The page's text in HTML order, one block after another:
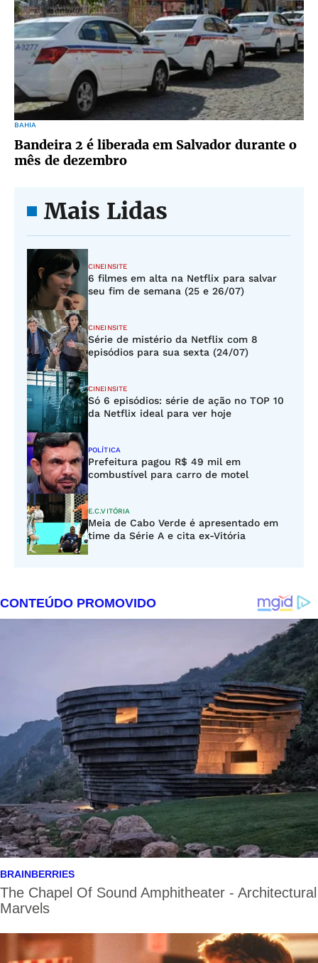
BAHIA
Bandeira 2 é liberada em Salvador durante o
mês de dezembro
Mais Lidas
CINEINSITE
6 filmes em alta na Netflix para salvar
seu fim de semana (25 e 26/07)
CINEINSITE
Série de mistério da Netflix com 8
episódios para sua sexta (24/07)
CINEINSITE
Só 6 episódios: série de ação no TOP 10
da Netflix ideal para ver hoje
POLÍTICA
Prefeitura pagou R$ 49 mil em
combustível para carro de motel
E.C.VITÓRIA
Meia de Cabo Verde é apresentado em
time da Série A e cita ex-Vitória